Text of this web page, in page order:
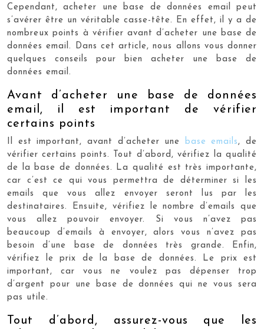
Cependant, acheter une base de données email peut
s’avérer être un véritable casse-tête. En effet, il y a de
nombreux points à vérifier avant d’acheter une base de
données email. Dans cet article, nous allons vous donner
quelques conseils pour bien acheter une base de
données email.
Avant d’acheter une base de données
email, il est important de vérifier
certains points
Il est important, avant d’acheter une base emails, de
vérifier certains points. Tout d’abord, vérifiez la qualité
de la base de données. La qualité est très importante,
car c’est ce qui vous permettra de déterminer si les
emails que vous allez envoyer seront lus par les
destinataires. Ensuite, vérifiez le nombre d’emails que
vous allez pouvoir envoyer. Si vous n’avez pas
beaucoup d’emails à envoyer, alors vous n’avez pas
besoin d’une base de données très grande. Enfin,
vérifiez le prix de la base de données. Le prix est
important, car vous ne voulez pas dépenser trop
d’argent pour une base de données qui ne vous sera
pas utile.
Tout d’abord, assurez-vous que les